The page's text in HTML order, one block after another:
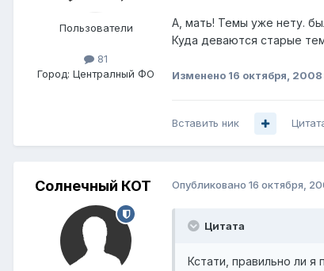
Пользователи
81
Город: Централный ФО
А, мать! Темы уже нету.
Куда деваются старые
Изменено 16 октября, 2008
Вставить ник
Солнечный КОТ Опубликовано 16 октября,
Цитата
Кстати, правильно ли